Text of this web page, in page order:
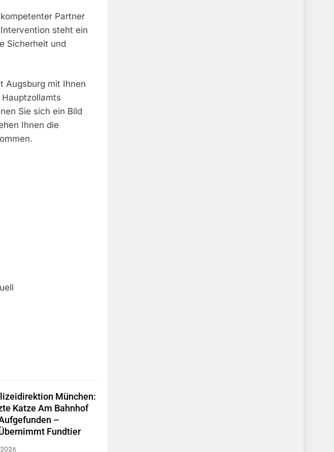
Partner
steht ein
Sicherheit und
Augsburg mit Ihnen
Sie sich ein Bild
Ihnen die
München:
Katze Am Bahnhof
–
Fundtier